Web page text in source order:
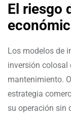
El riesgo
Los modelos de
inversión colosal
mantenimiento.
estrategia
su operación sin